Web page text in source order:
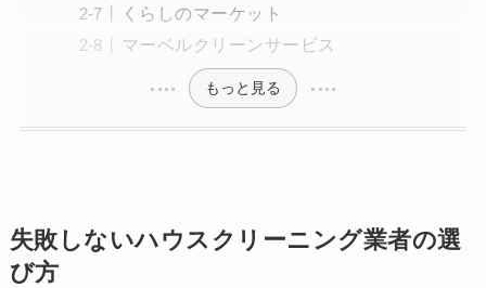
くらしのマーケット
マーベルクリーンサービス
もっと見る
失敗しないハウスクリーニング業者の選
び方